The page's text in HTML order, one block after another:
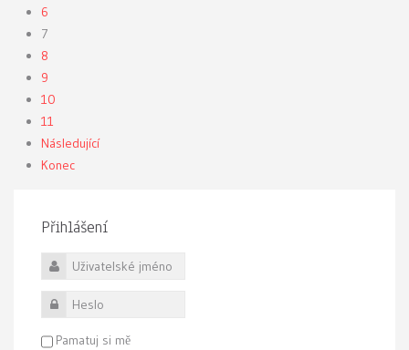
6
7
8
9
10
11
Následující
Konec
Přihlášení
Uživatelské jméno
Heslo
Pamatuj si mě